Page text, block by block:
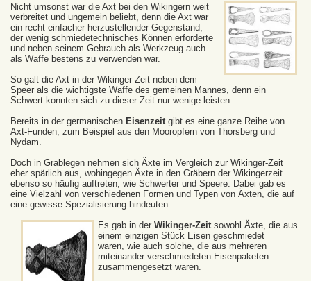
Nicht umsonst war die Axt bei den Wikingern weit
verbreitet und ungemein beliebt, denn die Axt war
ein recht einfacher herzustellender Gegenstand,
der wenig schmiedetechnisches Können erforderte
und neben seinem Gebrauch als Werkzeug auch
als Waffe bestens zu verwenden war.
So galt die Axt in der Wikinger-Zeit neben dem
Speer als die wichtigste Waffe des gemeinen Mannes, denn ein
Schwert konnten sich zu dieser Zeit nur wenige leisten.
Bereits in der germanischen Eisenzeit gibt es eine ganze Reihe von
Axt-Funden, zum Beispiel aus den Mooropfern von Thorsberg und
Nydam.
Doch in Grablegen nehmen sich Äxte im Vergleich zur Wikinger-Zeit
eher spärlich aus, wohingegen Äxte in den Gräbern der Wikingerzeit
ebenso so häufig auftreten, wie Schwerter und Speere. Dabei gab es
eine Vielzahl von verschiedenen Formen und Typen von Äxten, die auf
eine gewisse Spezialisierung hindeuten.
Es gab in der Wikinger-Zeit sowohl Äxte, die aus
einem einzigen Stück Eisen geschmiedet
waren, wie auch solche, die aus mehreren
miteinander verschmiedeten Eisenpaketen
zusammengesetzt waren.